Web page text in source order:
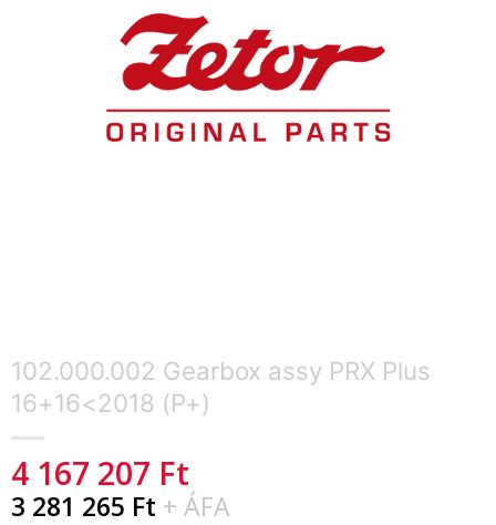
102.000.002 Gearbox assy PRX Plus
16+16<2018 (P+)
4 167 207 Ft
3 281 265 Ft + ÁFA